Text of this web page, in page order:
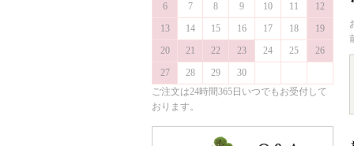
6
7 8 9 10 11
12
13
14 15 16 17 18
19
20
21 22 23 24 25
26
27
28 29
30
ご注文は24時間365日いつでもお受付して
おります。